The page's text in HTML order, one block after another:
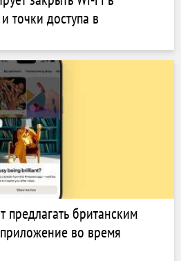
точки доступа в
предлагать британским
во время